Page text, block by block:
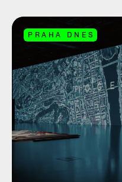
PRAHA DNES